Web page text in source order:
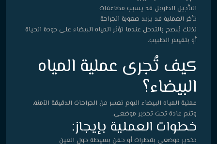
التأجيل الطويل قد يسبب مضاعفات
تأخر العملية قد يزيد صعوبة الجراحة
لذلك يُنصح بالتدخل عندما تؤثر المياه البيضاء على جودة الحياة
أو بتقييم الطبيب.
كيف تُجرى عملية المياه
البيضاء؟
عملية المياه البيضاء اليوم تعتبر من الجراحات الدقيقة الآمنة،
وتتم عادة تحت تخدير موضعي.
خطوات العملية بإيجاز:
تخدير موضعي بقطرات أو حقن بسيطة حول العين